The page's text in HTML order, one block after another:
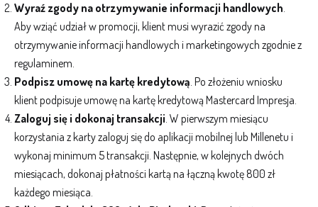
Wyraź zgody na otrzymywanie informacji handlowych.
Aby wziąć udział w promocji, klient musi wyrazić zgody na
otrzymywanie informacji handlowych i marketingowych zgodnie z
regulaminem.
Podpisz umowę na kartę kredytową. Po złożeniu wniosku
klient podpisuje umowę na kartę kredytową Mastercard Impresja.
Zaloguj się i dokonaj transakcji. W pierwszym miesiącu
korzystania z karty zaloguj się do aplikacji mobilnej lub Millenetu i
wykonaj minimum 5 transakcji. Następnie, w kolejnych dwóch
miesiącach, dokonaj płatności kartą na łączną kwotę 800 zł
każdego miesiąca.